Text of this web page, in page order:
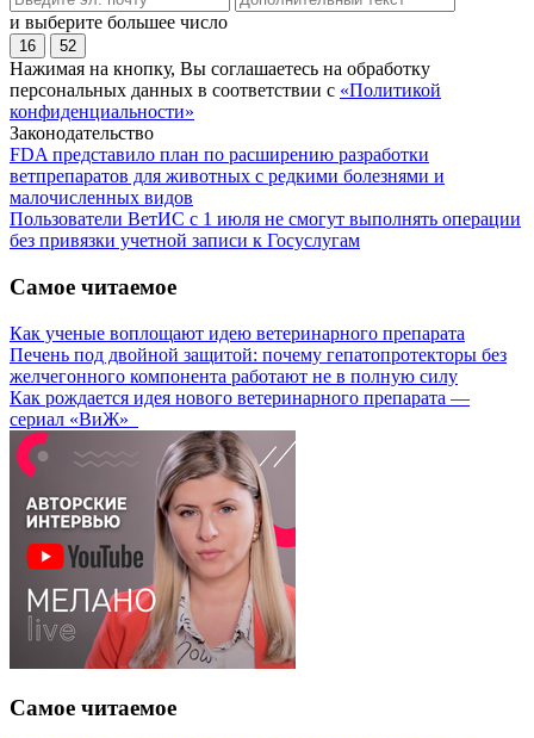
и выберите большее число
16 52
Нажимая на кнопку, Вы соглашаетесь на обработку
персональных данных в соответствии с «Политикой
конфиденциальности»
Законодательство
FDA представило план по расширению разработки
ветпрепаратов для животных с редкими болезнями и
малочисленных видов
Пользователи ВетИС с 1 июля не смогут выполнять операции
без привязки учетной записи к Госуслугам
Самое читаемое
Как ученые воплощают идею ветеринарного препарата
Печень под двойной защитой: почему гепатопротекторы без
желчегонного компонента работают не в полную силу
Как рождается идея нового ветеринарного препарата —
сериал «ВиЖ»
Самое читаемое